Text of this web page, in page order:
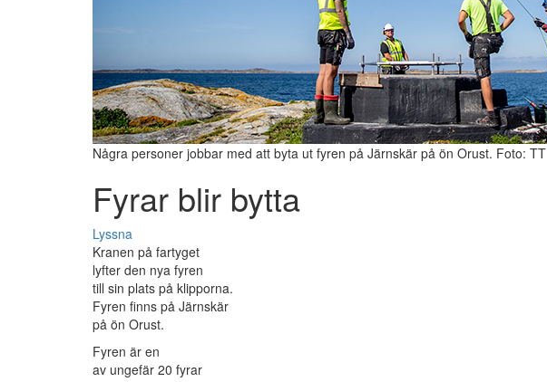
Några personer jobbar med att byta ut fyren på Järnskär på ön Orust. Foto: TT
Fyrar blir bytta
Lyssna
Kranen på fartyget
lyfter den nya fyren
till sin plats på klipporna.
Fyren finns på Järnskär
på ön Orust.
Fyren är en
av ungefär 20 fyrar